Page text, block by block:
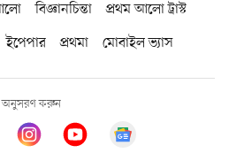
বিজ্ঞানচিন্তা
প্রথম আলো ট্রাস্ট
ইপেপার প্রথমা মোবাইল ভ্যাস
অনুসরণ করুন